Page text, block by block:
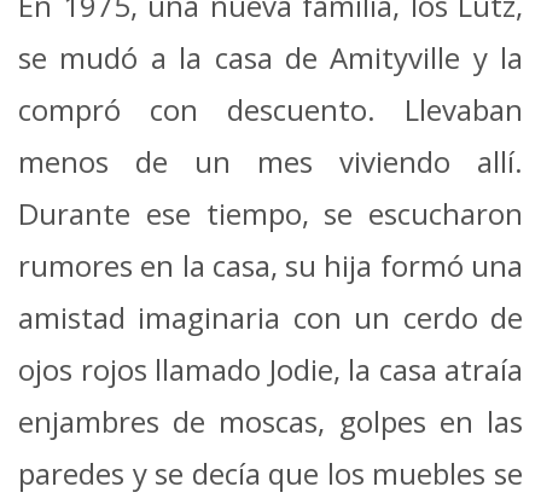
se mudó a la casa de Amityville y la
compró con descuento. Llevaban
menos de un mes viviendo allí.
Durante ese tiempo, se escucharon
rumores en la casa, su hija formó una
amistad imaginaria con un cerdo de
ojos rojos llamado Jodie, la casa atraía
enjambres de moscas, golpes en las
paredes y se decía que los muebles se